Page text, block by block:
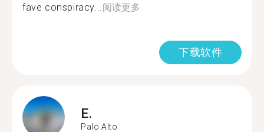
fave conspiracy...阅读更多
下载软件
E.
Palo Alto